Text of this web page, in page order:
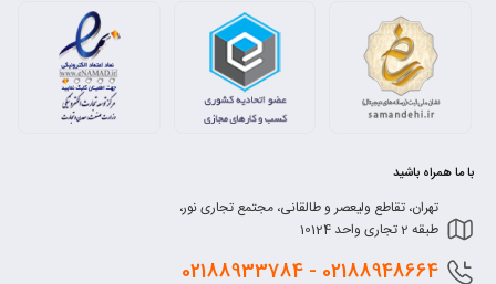
با ما همراه باشید
تهران، تقاطع ولیعصر و طالقانی، مجتمع تجاری نور،
طبقه 2 تجاری واحد 10124
02188948664 - 02188933784